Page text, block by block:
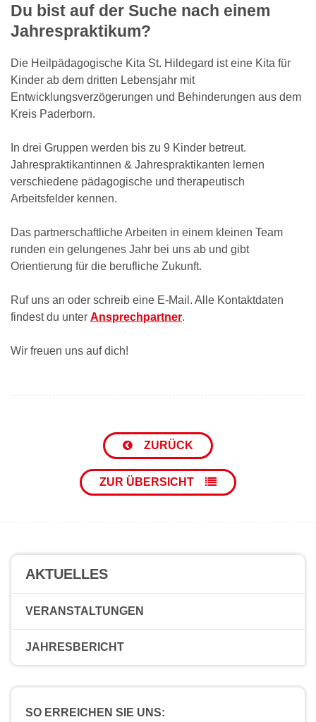
Du bist auf der Suche nach einem
Jahrespraktikum?
Die Heilpädagogische Kita St. Hildegard ist eine Kita für
Kinder ab dem dritten Lebensjahr mit
Entwicklungsverzögerungen und Behinderungen aus dem
Kreis Paderborn.
In drei Gruppen werden bis zu 9 Kinder betreut.
Jahrespraktikantinnen & Jahrespraktikanten lernen
verschiedene pädagogische und therapeutisch
Arbeitsfelder kennen.
Das partnerschaftliche Arbeiten in einem kleinen Team
runden ein gelungenes Jahr bei uns ab und gibt
Orientierung für die berufliche Zukunft.
Ruf uns an oder schreib eine E-Mail. Alle Kontaktdaten
findest du unter Ansprechpartner.
Wir freuen uns auf dich!
ZURÜCK
ZUR ÜBERSICHT
AKTUELLES
VERANSTALTUNGEN
JAHRESBERICHT
SO ERREICHEN SIE UNS: